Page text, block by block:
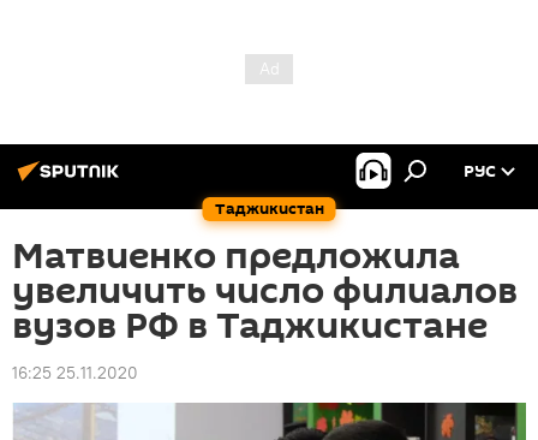
Таджикистан
РУС
Матвиенко предложила
увеличить число филиалов
вузов РФ в Таджикистане
16:25 25.11.2020